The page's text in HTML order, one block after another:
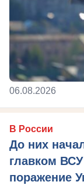
06.08.2026
В России
До них
главком
поражение